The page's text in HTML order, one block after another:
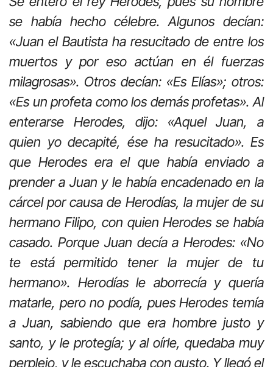
se había hecho célebre. Algunos decían:
«Juan el Bautista ha resucitado de entre los
muertos y por eso actúan en él fuerzas
milagrosas». Otros decían: «Es Elías»; otros:
«Es un profeta como los demás profetas». Al
enterarse Herodes, dijo: «Aquel Juan, a
quien yo decapité, ése ha resucitado». Es
que Herodes era el que había enviado a
prender a Juan y le había encadenado en la
cárcel por causa de Herodías, la mujer de su
hermano Filipo, con quien Herodes se había
casado. Porque Juan decía a Herodes: «No
te está permitido tener la mujer de tu
hermano». Herodías le aborrecía y quería
matarle, pero no podía, pues Herodes temía
a Juan, sabiendo que era hombre justo y
santo, y le protegía; y al oírle, quedaba muy
perplejo, y le escuchaba con gusto. Y llegó el